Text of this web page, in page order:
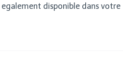
disponible dans votre